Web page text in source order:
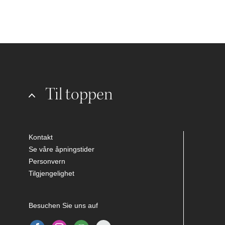
Til toppen
Kontakt
Se våre åpningstider
Personvern
Tilgjengelighet
Besuchen Sie uns auf